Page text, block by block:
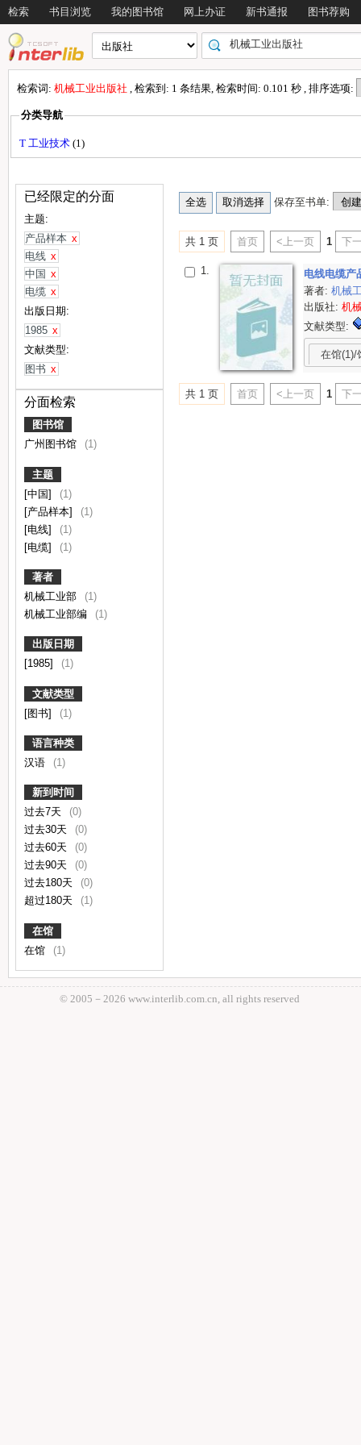
检索 书目浏览 我的图书馆 网上办证 新书通报 图书荐购
检索词: 机械工业出版社 , 检索到: 1 条结果, 检索时间: 0.101 秒 , 排序选项:
分类导航
T 工业技术 (1)
已经限定的分面
主题:
产品样本 x
电线 x
中国 x
电缆 x
出版日期:
1985 x
文献类型:
图书 x
分面检索
图书馆
广州图书馆
(1)
主题
[中国]
(1)
[产品样本]
(1)
[电线]
(1)
[电缆]
(1)
著者
机械工业部
(1)
机械工业部编
(1)
出版日期
[1985]
(1)
文献类型
[图书]
(1)
语言种类
汉语
(1)
新到时间
过去7天
(0)
过去30天
(0)
过去60天
(0)
过去90天
(0)
过去180天
(0)
超过180天
(1)
在馆
在馆
(1)
保存至书单:
共 1 页 首页 <上一页 1 下
1.
电线电缆产
著者:机械
出版社:机
文献类型:
在馆(1)/
共 1 页 首页 <上一页 1 下
© 2005－ 2026 www.interlib.com.cn, all rights reserved